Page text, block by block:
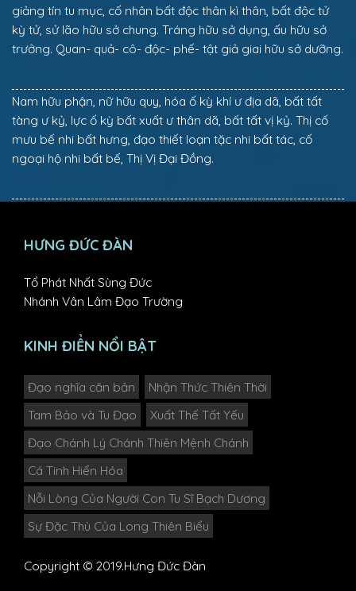
giảng tín tu mục, cố nhân bất độc thân kì thân, bất độc tử
kỳ tử, sử lão hữu sở chung. Tráng hữu sở dụng, ấu hữu sở
trưởng. Quan- quả- cô- độc- phế- tật giả giai hữu sở dưỡng.
Nam hữu phận, nữ hữu quy, hóa ố kỳ khí ư địa dã, bất tất
tàng ư kỷ, lực ố kỳ bất xuất ư thân dã, bất tất vị kỷ. Thị cố
mưu bế nhi bất hưng, đạo thiết loạn tặc nhi bất tác, cố
ngoại hộ nhi bất bế, Thị Vị Đại Đồng.
HƯNG ĐỨC ĐÀN
Tổ Phát Nhất Sùng Đức
Nhánh Vân Lâm Đạo Trường
KINH ĐIỂN NỔI BẬT
Đạo nghĩa căn bản
Nhận Thức Thiên Thời
Tam Bảo và Tu Đạo
Xuất Thế Tất Yếu
Đạo Chánh Lý Chánh Thiên Mệnh Chánh
Cá Tinh Hiển Hóa
Nỗi Lòng Của Người Con Tu Sĩ Bạch Dương
Sự Đặc Thù Của Long Thiên Biểu
Copyright © 2019.Hưng Đức Đàn